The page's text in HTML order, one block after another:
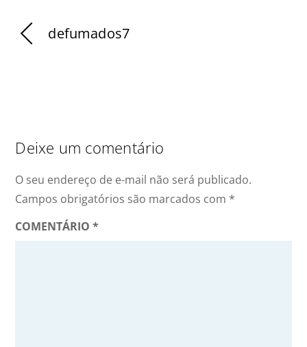
defumados7
Deixe um comentário
O seu endereço de e-mail não será publicado.
Campos obrigatórios são marcados com *
COMENTÁRIO*